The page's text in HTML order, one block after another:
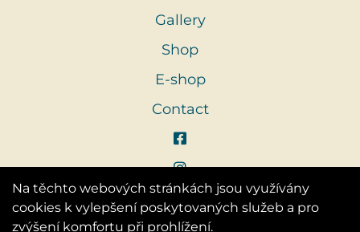
Gallery
Shop
E-shop
Contact
Na těchto webových stránkách jsou využívány
cookies k vylepšení poskytovaných služeb a pro
zvýšení komfortu při prohlížení.